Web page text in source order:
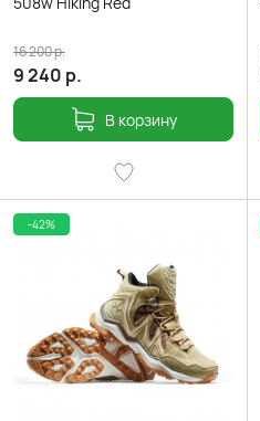
9 240 р.
16 200р.
В корзину
-42%